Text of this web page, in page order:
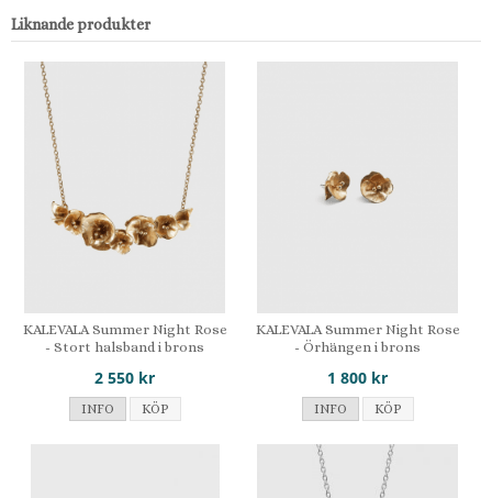
Liknande produkter
KALEVALA Summer Night Rose
- Stort halsband i brons
2 550 kr
INFO KÖP
KALEVALA Summer Night Rose
- Örhängen i brons
1 800 kr
INFO KÖP